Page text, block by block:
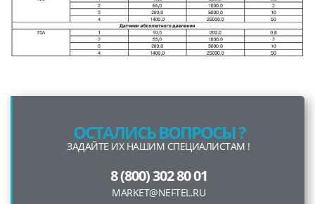
ОСТАЛИСЬ ВОПРОСЫ ?
ЗАДАЙТЕ ИХ НАШИМ СПЕЦИАЛИСТАМ !
8 (800) 302 80 01
MARKET@NEFTEL.RU